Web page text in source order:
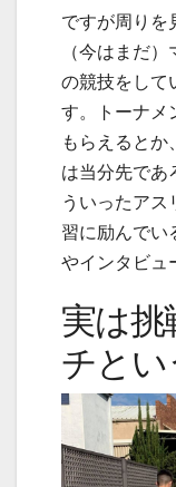
ですが周りを
（今はまだ
の競技をして
す。トーナメ
もらえるとか
は当分先であ
ういったア
習に励んでい
やインタビュ
実は挑
チとい